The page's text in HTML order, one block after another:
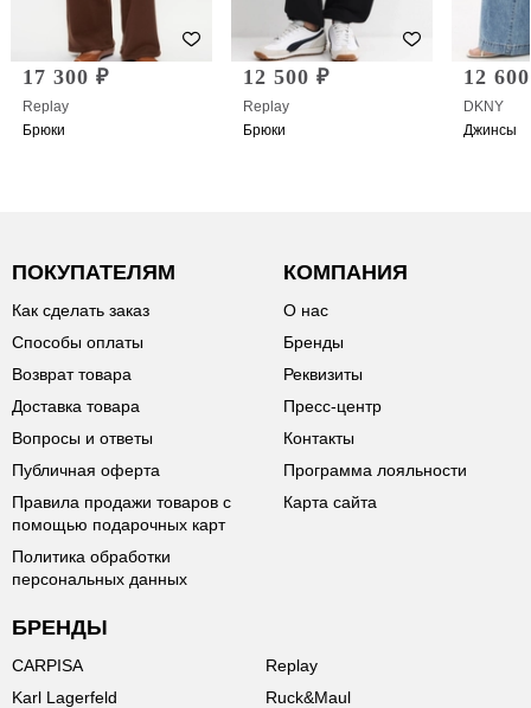
17 300 ₽
Replay
Брюки
12 500 ₽
Replay
Брюки
12
DKNY
Джинсы
ПОКУПАТЕЛЯМ
Как сделать заказ
Способы оплаты
Возврат товара
Доставка товара
Вопросы и ответы
Публичная оферта
Правила продажи товаров с
помощью подарочных карт
Политика обработки
персональных данных
КОМПАНИЯ
О нас
Бренды
Реквизиты
Пресс-центр
Контакты
Программа лояльности
Карта сайта
БРЕНДЫ
CARPISA
Karl Lagerfeld
Replay
Ruck&Maul